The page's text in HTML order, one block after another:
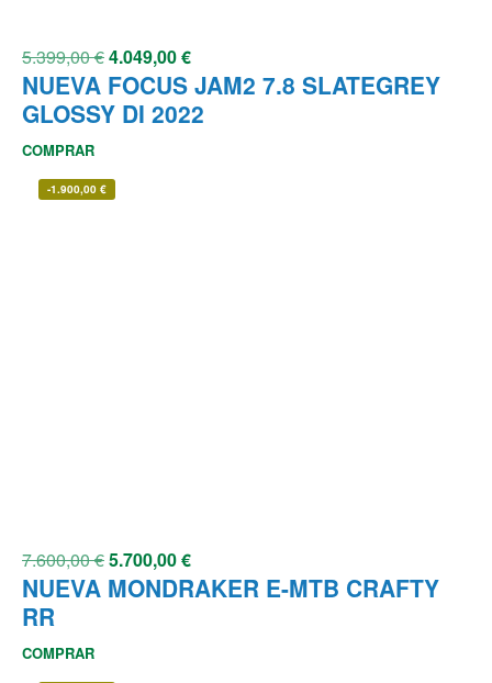
5.399,00€4.049,00€
NUEVA FOCUS JAM2 7.8 SLATEGREY
GLOSSY DI 2022
COMPRAR
-1.900,00 €
7.600,00€5.700,00€
NUEVA MONDRAKER E-MTB CRAFTY
RR
COMPRAR